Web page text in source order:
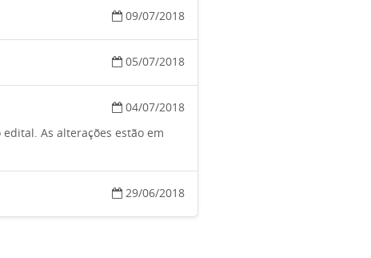
09/07/2018
05/07/2018
04/07/2018
As alterações estão em
29/06/2018